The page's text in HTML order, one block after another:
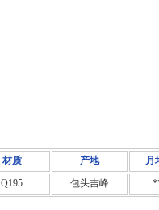
材质 产地
月
Q195 包头吉峰